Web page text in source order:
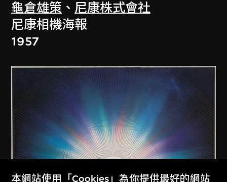
龜倉雄策 、 尼康株式會社
尼康相機海報
1957
本網站使用「Cookies」為你提供最好的網站